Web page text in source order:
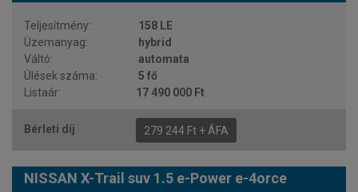
158 LE
hybrid
automata
5 fő
17 490 000 Ft
279 244 Ft + ÁFA
NISSAN X-Trail suv 1.5 e-Power e-4orce